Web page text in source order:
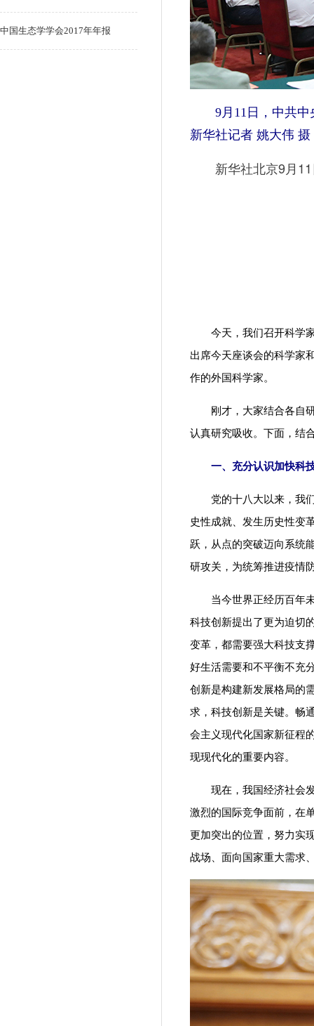
中国生态学学会2017年年报
9月11日，中共
新华社记者 姚大伟 摄
新华社北京9月11
今天，我们召开科学家
出席今天座谈会的科学家
作的外国科学家。
刚才，大家结合各自研
认真研究吸收。下面，结
一、充分认识加快科技
党的十八大以来，我们
史性成就、发生历史性变
跃，从点的突破迈向系统
研攻关，为统筹推进疫情
当今世界正经历百年未
科技创新提出了更为迫切
变革，都需要强大科技支
好生活需要和不平衡不充
创新是构建新发展格局的
求，科技创新是关键。畅
会主义现代化国家新征程
现现代化的重要内容。
现在，我国经济社会发
激烈的国际竞争面前，在
更加突出的位置，努力实
战场、面向国家重大需求